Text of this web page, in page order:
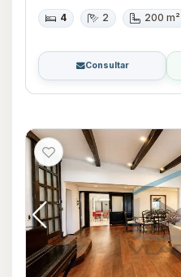
4 2 200 m²
Consultar